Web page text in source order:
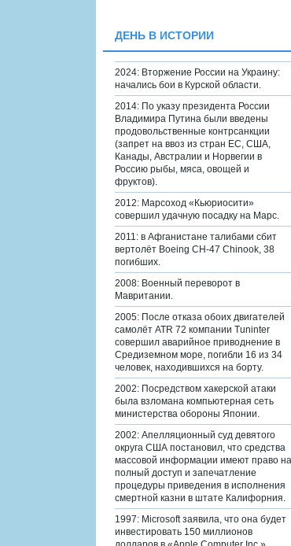
ДЕНЬ В ИСТОРИИ
2024: Вторжение России на Украину:
начались бои в Курской области.
2014: По указу президента России
Владимира Путина были введены
продовольственные контрсанкции
(запрет на ввоз из стран ЕС, США,
Канады, Австралии и Норвегии в
Россию рыбы, мяса, овощей и
фруктов).
2012: Марсоход «Кьюриосити»
совершил удачную посадку на Марс.
2011: в Афганистане талибами сбит
вертолёт Boeing CH-47 Chinook, 38
погибших.
2008: Военный переворот в
Мавритании.
2005: После отказа обоих двигателей
самолёт ATR 72 компании Tuninter
совершил аварийное приводнение в
Средиземном море, погибли 16 из 34
человек, находившихся на борту.
2002: Посредством хакерской атаки
была взломана компьютерная сеть
министерства обороны Японии.
2002: Апелляционный суд девятого
округа США постановил, что средства
массовой информации имеют право на
полный доступ и запечатление
процедуры приведения в исполнения
смертной казни в штате Калифорния.
1997: Microsoft заявила, что она будет
инвестировать 150 миллионов